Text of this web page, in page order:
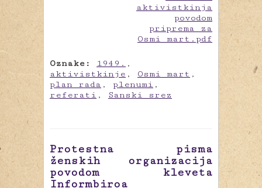
Oznake: 1949. ,
aktivistkinje , Osmi mart ,
plan rada , plenumi ,
referati , Sanski srez
Protestna pisma
ženskih organizacija
povodom kleveta
Informbiroa